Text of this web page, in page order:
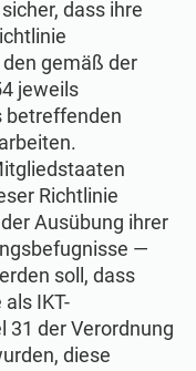
dass ihre
gemäß der
jeweils
betreffenden
Richtlinie
Ausübung ihrer
—
soll, dass
IKT-
31 der Verordnung
diese